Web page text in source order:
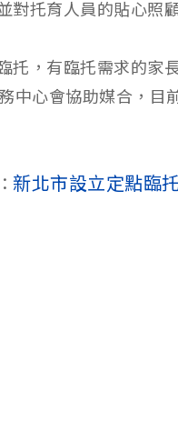
對托育人員的貼心照
托，有臨托需求的家
中心會協助媒合，目
新北市設立定點